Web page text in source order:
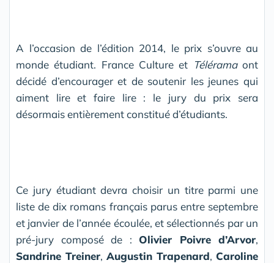
A l’occasion de l’édition 2014, le prix s’ouvre au
monde étudiant. France Culture et Téléramaont
décidé d’encourager et de soutenir les jeunes qui
aiment lire et faire lire : le jury du prix sera
désormais entièrement constitué d’étudiants.
Ce jury étudiant devra choisir un titre parmi une
liste de dix romans français parus entre septembre
et janvier de l’année écoulée, et sélectionnés par un
pré-jury composé de : Olivier Poivre d’Arvor,
Sandrine Treiner, Augustin Trapenard, Caroline